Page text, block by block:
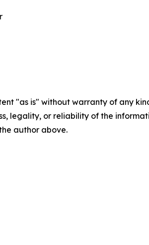
"as is" without warranty of any
legality, or reliability of the
author above.